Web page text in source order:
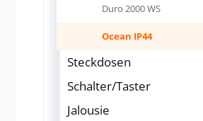
Duro 2000 WS
Ocean IP44
Steckdosen
Schalter/Taster
Jalousie